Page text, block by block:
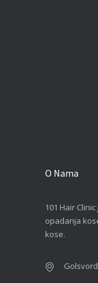
O Nama
101 Hair
opadanja
kose.